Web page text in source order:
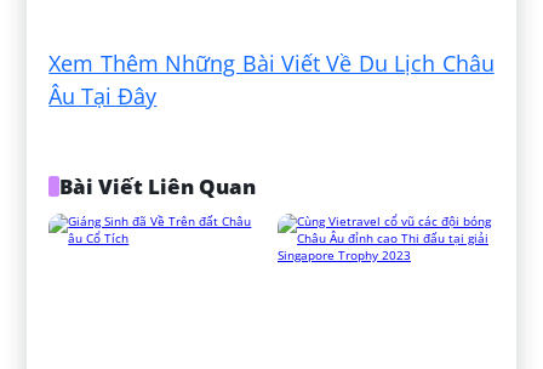
Xem Thêm Những Bài Viết Về Du Lịch Châu
Âu Tại Đây
Bài Viết Liên Quan